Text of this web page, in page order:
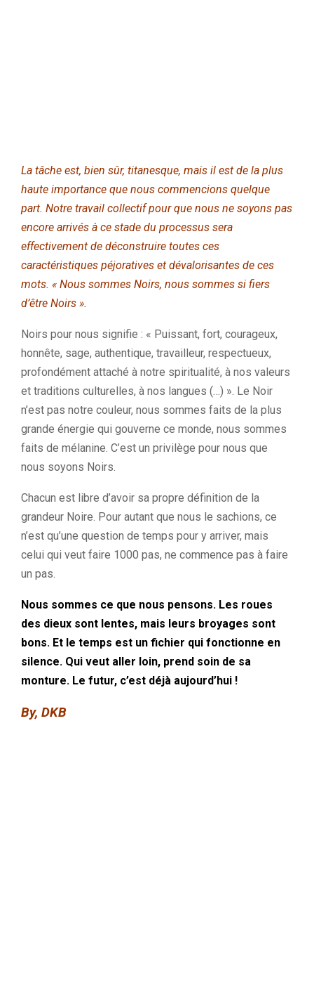
La tâche est, bien sûr, titanesque, mais il est de la plus
haute importance que nous commencions quelque
part. Notre travail collectif pour que nous ne soyons pas
encore arrivés à ce stade du processus sera
effectivement de déconstruire toutes ces
caractéristiques péjoratives et dévalorisantes de ces
mots. « Nous sommes Noirs, nous sommes si fiers
d’être Noirs ».
Noirs pour nous signifie : « Puissant, fort, courageux,
honnête, sage, authentique, travailleur, respectueux,
profondément attaché à notre spiritualité, à nos valeurs
et traditions culturelles, à nos langues (…) ». Le Noir
n’est pas notre couleur, nous sommes faits de la plus
grande énergie qui gouverne ce monde, nous sommes
faits de mélanine. C’est un privilège pour nous que
nous soyons Noirs.
Chacun est libre d’avoir sa propre définition de la
grandeur Noire. Pour autant que nous le sachions, ce
n’est qu’une question de temps pour y arriver, mais
celui qui veut faire 1000 pas, ne commence pas à faire
un pas.
Nous sommes ce que nous pensons. Les roues
des dieux sont lentes, mais leurs broyages sont
bons. Et le temps est un fichier qui fonctionne en
silence. Qui veut aller loin, prend soin de sa
monture. Le futur, c’est déjà aujourd’hui !
By, DKB